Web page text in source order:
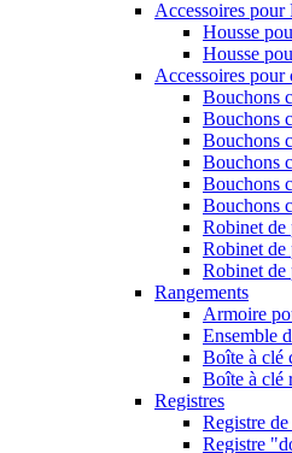
Accessoires pour
Housse
Housse
Accessoires pour
Bouchons
Bouchons
Bouchons
Bouchons
Bouchons
Bouchons
Robinet de
Robinet de
Robinet de
Rangements
Armoire
Ensemble
Boîte à clé
Boîte à clé
Registres
Registre
Registre